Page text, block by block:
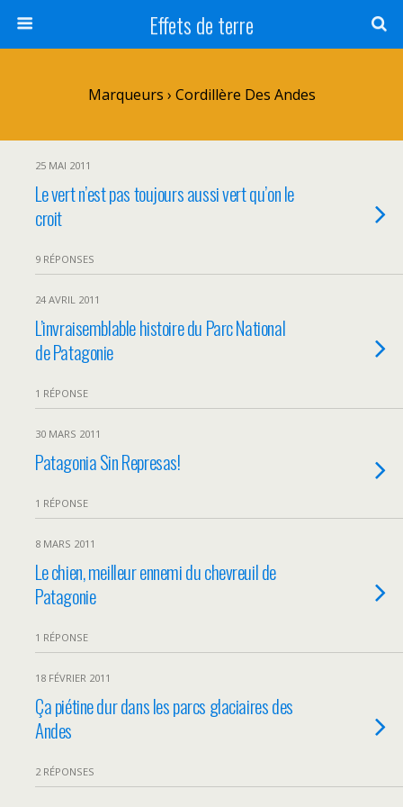
Effets de terre
Marqueurs › Cordillère Des Andes
25 MAI 2011
Le vert n’est pas toujours aussi vert qu’on le
croit
9 RÉPONSES
24 AVRIL 2011
L’invraisemblable histoire du Parc National
de Patagonie
1 RÉPONSE
30 MARS 2011
Patagonia Sin Represas!
1 RÉPONSE
8 MARS 2011
Le chien, meilleur ennemi du chevreuil de
Patagonie
1 RÉPONSE
18 FÉVRIER 2011
Ça piétine dur dans les parcs glaciaires des
Andes
2 RÉPONSES